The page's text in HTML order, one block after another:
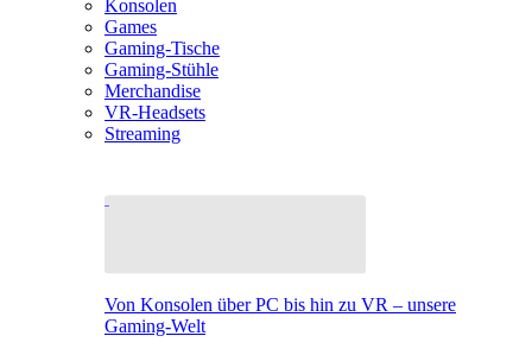
Konsolen
Games
Gaming-Tische
Gaming-Stühle
Merchandise
VR-Headsets
Streaming
Von Konsolen über PC bis hin zu VR – unsere
Gaming-Welt